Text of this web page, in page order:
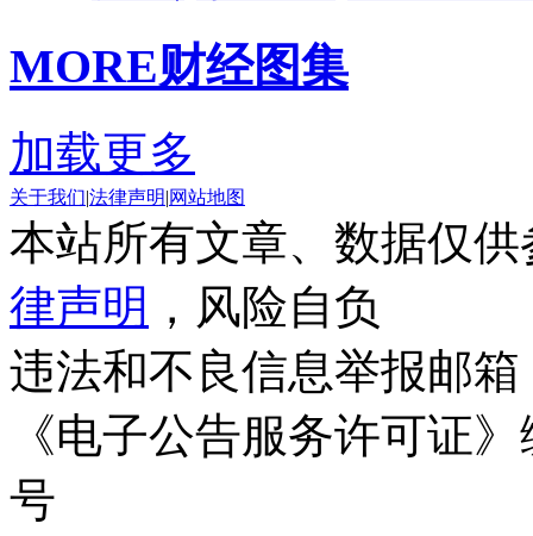
MORE财经图集
加载更多
关于我们|法律声明|网站地图
本站所有文章、数据仅
律声明 ，风险自负
违法和不良信息举报邮箱
《电子公告服务许可证
号